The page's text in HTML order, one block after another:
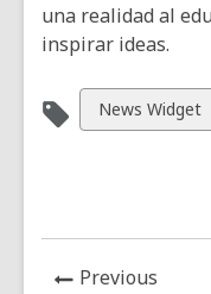
una realidad al
inspirar ideas.
View
all
News Widget
Previous